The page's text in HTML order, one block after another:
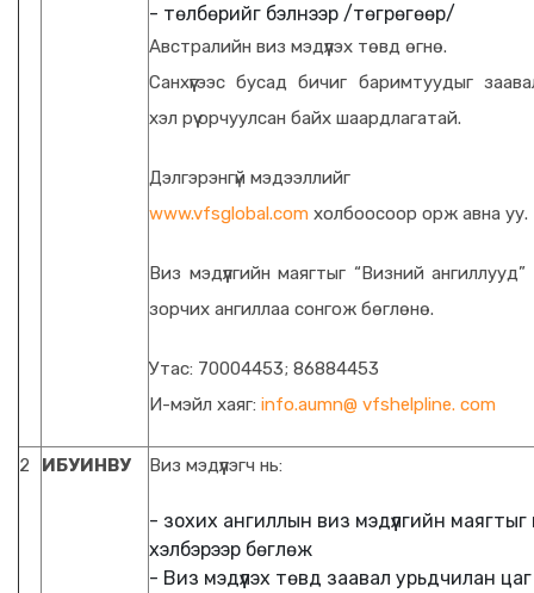
- төлбөрийг бэлнээр /төгрөгөөр/
Австралийн виз мэдүүлэх төвд өгнө.
Санхүүгээс бусад бичиг баримтуудыг
хэл рүү орчуулсан байх шаардлагатай.
Дэлгэрэнгүй мэдээллийг
www.vfsglobal.com холбоосоор орж авна уу.
Виз мэдүүлгийн маягтыг “Визний ангиллууд”
зорчих ангиллаа сонгож бөглөнө.
Утас: 70004453; 86884453
И-мэйл хаяг: info.aumn@ vfshelpline. com
2 ИБУИНВУ Виз мэдүүлэгч нь:
- зохих ангиллын виз мэдүүлгийн
хэлбэрээр бөглөж
- Виз мэдүүлэх төвд заавал урьдчилан